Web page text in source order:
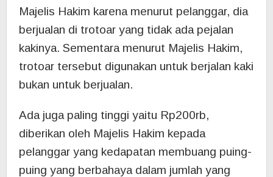
Majelis Hakim karena menurut pelanggar, dia
berjualan di trotoar yang tidak ada pejalan
kakinya. Sementara menurut Majelis Hakim,
trotoar tersebut digunakan untuk berjalan kaki
bukan untuk berjualan.
Ada juga paling tinggi yaitu Rp200rb,
diberikan oleh Majelis Hakim kepada
pelanggar yang kedapatan membuang puing-
puing yang berbahaya dalam jumlah yang